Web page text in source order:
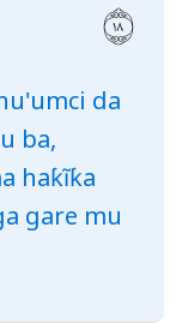
da
ba,
haƙĩƙa
gare mu